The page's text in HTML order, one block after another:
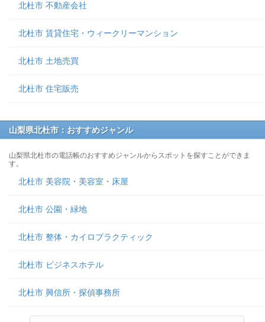
北杜市 不動産会社
北杜市 賃貸住宅・ウィークリーマンション
北杜市 土地売買
北杜市 住宅販売
山梨県北杜市：おすすめジャンル
山梨県北杜市の電話帳のおすすめジャンルからスポットを探すことができま
す。
北杜市 美容院・美容室・床屋
北杜市 公園・緑地
北杜市 整体・カイロプラクティック
北杜市 ビジネスホテル
北杜市 興信所・探偵事務所